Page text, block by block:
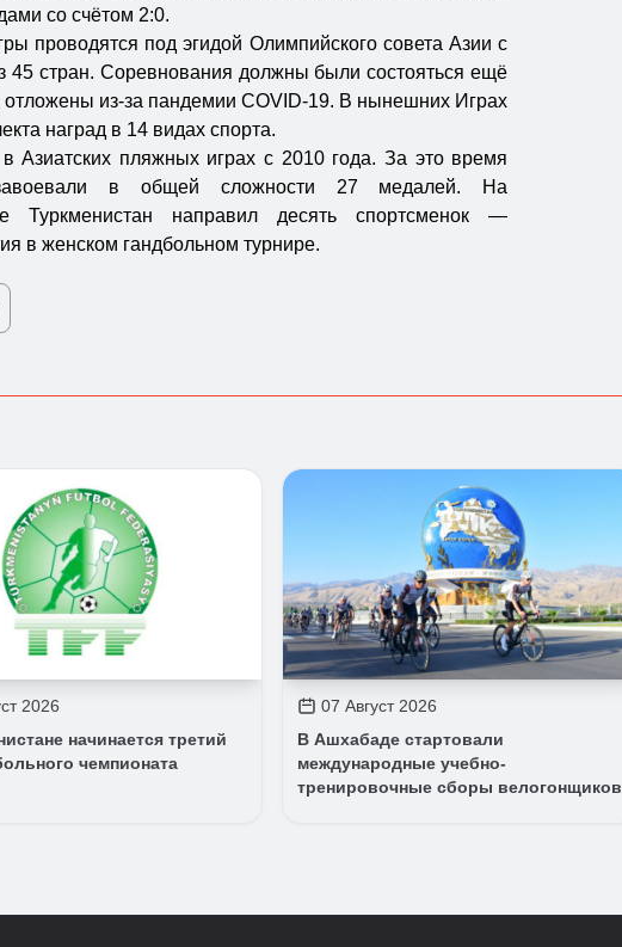
со счётом 2:0.
проводятся под эгидой Олимпийского совета Азии с
45 стран. Соревнования должны были состояться ещё
отложены из-за пандемии COVID-19. В нынешних Играх
наград в 14 видах спорта.
в Азиатских пляжных играх с 2010 года. За это время
в общей сложности 27 медалей. На
Туркменистан направил десять спортсменок —
в женском гандбольном турнире.
2026
начинается третий
чемпионата
07 Август 2026
В Ашхабаде стартовали
международные учебно-
тренировочные сборы велогонщиков